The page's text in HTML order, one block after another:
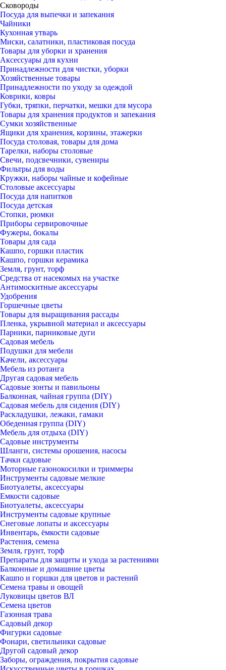
Сковороды
Посуда для выпечки и запекания
Чайники
Кухонная утварь
Миски, салатники, пластиковая посуда
Товары для уборки и хранения
Аксессуары для кухни
Принадлежности для чистки, уборки
Хозяйственные товары
Принадлежности по уходу за одеждой
Коврики, ковры
Губки, тряпки, перчатки, мешки для мусора
Товары для хранения продуктов и запекания
Сумки хозяйственные
Ящики для хранения, корзины, этажерки
Посуда столовая, товары для дома
Тарелки, наборы столовые
Свечи, подсвечники, сувениры
Фильтры для воды
Кружки, наборы чайные и кофейные
Столовые аксессуары
Посуда для напитков
Посуда детская
Стопки, рюмки
Приборы сервировочные
Фужеры, бокалы
Товары для сада
Кашпо, горшки пластик
Кашпо, горшки керамика
Земля, грунт, торф
Средства от насекомых на участке
Антимоскитные аксессуары
Удобрения
Горшечные цветы
Товары для выращивания рассады
Пленка, укрывной материал и аксессуары
Парники, парниковые дуги
Садовая мебель
Подушки для мебели
Качели, аксессуары
Мебель из ротанга
Другая садовая мебель
Садовые зонты и павильоны
Балконная, чайная группа (DIY)
Садовая мебель для сидения (DIY)
Раскладушки, лежаки, гамаки
Обеденная группа (DIY)
Мебель для отдыха (DIY)
Садовые инструменты
Шланги, системы орошения, насосы
Тачки садовые
Моторные газонокосилки и триммеры
Инструменты садовые мелкие
Биотуалеты, аксессуары
Емкости садовые
Биотуалеты, аксессуары
Инструменты садовые крупные
Снеговые лопаты и аксессуары
Инвентарь, ёмкости садовые
Растения, семена
Земля, грунт, торф
Препараты для защиты и ухода за растениями
Балконные и домашние цветы
Кашпо и горшки для цветов и растений
Семена травы и овощей
Луковицы цветов ВЛ
Семена цветов
Газонная трава
Садовый декор
Фигурки садовые
Фонари, светильники садовые
Другой садовый декор
Заборы, ограждения, покрытия садовые